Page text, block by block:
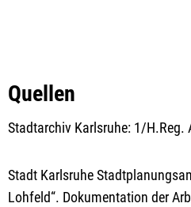
Quellen
Stadtarchiv Karlsruhe: 1/H.Reg.
Stadt Karlsruhe
Lohfeld“. Dokumentation der